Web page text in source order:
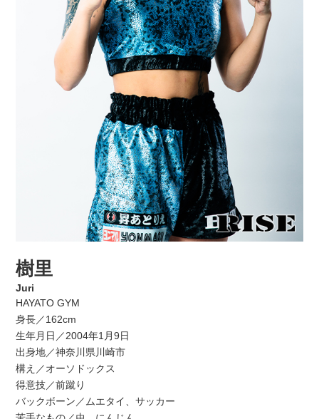
樹里
Juri
HAYATO GYM
身長／162cm
生年月日／2004年1月9日
出身地／神奈川県川崎市
構え／オーソドックス
得意技／前蹴り
バックボーン／ムエタイ、サッカー